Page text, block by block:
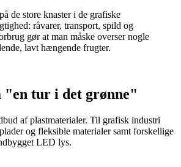
de store knaster i de grafiske
råvarer, transport, spild og
gør at man måske overser nogle
lavt hængende frugter.
"en tur i det grønne"
af plastmaterialer. Til grafisk industri
og fleksible materialer samt forskellige
LED lys.